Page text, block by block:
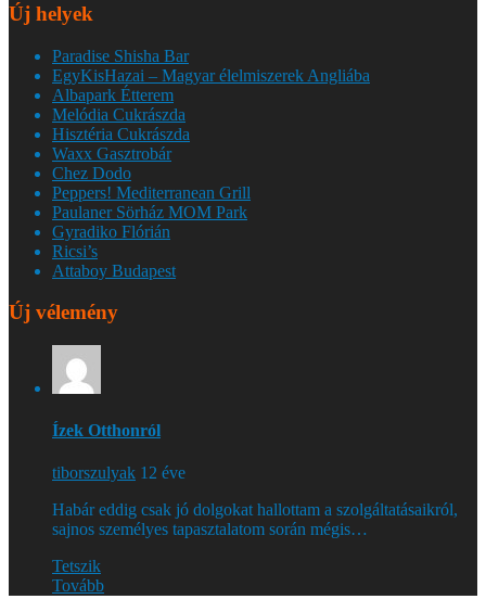
Új helyek
Paradise Shisha Bar
EgyKisHazai – Magyar élelmiszerek Angliába
Albapark Étterem
Melódia Cukrászda
Hisztéria Cukrászda
Waxx Gasztrobár
Chez Dodo
Peppers! Mediterranean Grill
Paulaner Sörház MOM Park
Gyradiko Flórián
Ricsi’s
Attaboy Budapest
Új vélemény
Ízek Otthonról
tiborszulyak 12 éve
Habár eddig csak jó dolgokat hallottam a szolgáltatásaikról,
sajnos személyes tapasztalatom során mégis…
Tetszik
Tovább